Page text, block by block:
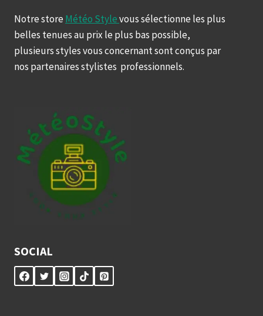
Notre store Météo Stylevous sélectionne les plus
belles tenues au prix le plus bas possible,
plusieurs styles vous concernant sont conçus par
nos partenaires stylistes professionnels.
SOCIAL